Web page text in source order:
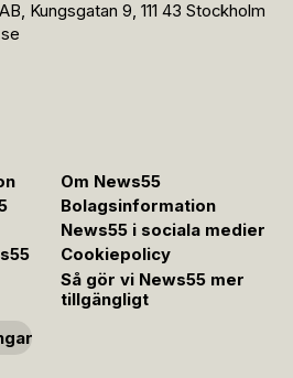
Kungsgatan 9, 111 43 Stockholm
Om News55
Bolagsinformation
News55 i sociala medier
Cookiepolicy
Så gör vi News55 mer
tillgängligt